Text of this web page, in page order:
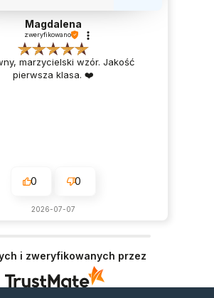
Magdalena
zweryfikowano
marzycielski wzór. Jakość
pierwsza klasa. ❤️
0 0
2026-07-07
i zweryfikowanych przez